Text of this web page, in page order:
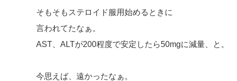
そもそもステロイド服用始めるときに
言われてたなぁ。
AST、ALTが200程度で安定したら50mgに減量、と。
今思えば、遠かったなぁ。